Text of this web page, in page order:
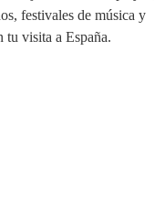
festivales de música y
tu visita a España.